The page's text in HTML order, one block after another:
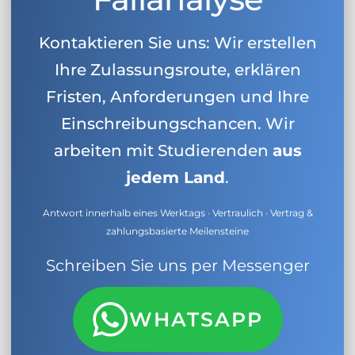
Kontaktieren Sie uns: Wir erstellen
Ihre Zulassungsroute, erklären
Fristen, Anforderungen und Ihre
Einschreibungschancen. Wir
arbeiten mit Studierenden aus
jedem Land.
Antwort innerhalb eines Werktags · Vertraulich · Vertrag &
zahlungsbasierte Meilensteine
Schreiben Sie uns per Messenger
WHATSAPP